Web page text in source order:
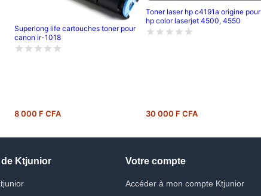
Superlong life cartouches toner pour
canon ir-1018
8 000 F CFA
Toner laser hp c4191a origine pour
hp color laserjet 4500, 4550
30 000 F CFA
Ktjunior Votre compte
Accéder à mon compte Ktjunior